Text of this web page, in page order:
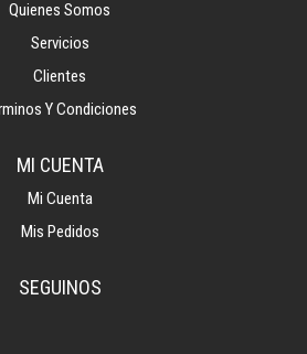
Quienes Somos
Servicios
Clientes
Y Condiciones
MI CUENTA
Mi Cuenta
Mis Pedidos
SEGUINOS